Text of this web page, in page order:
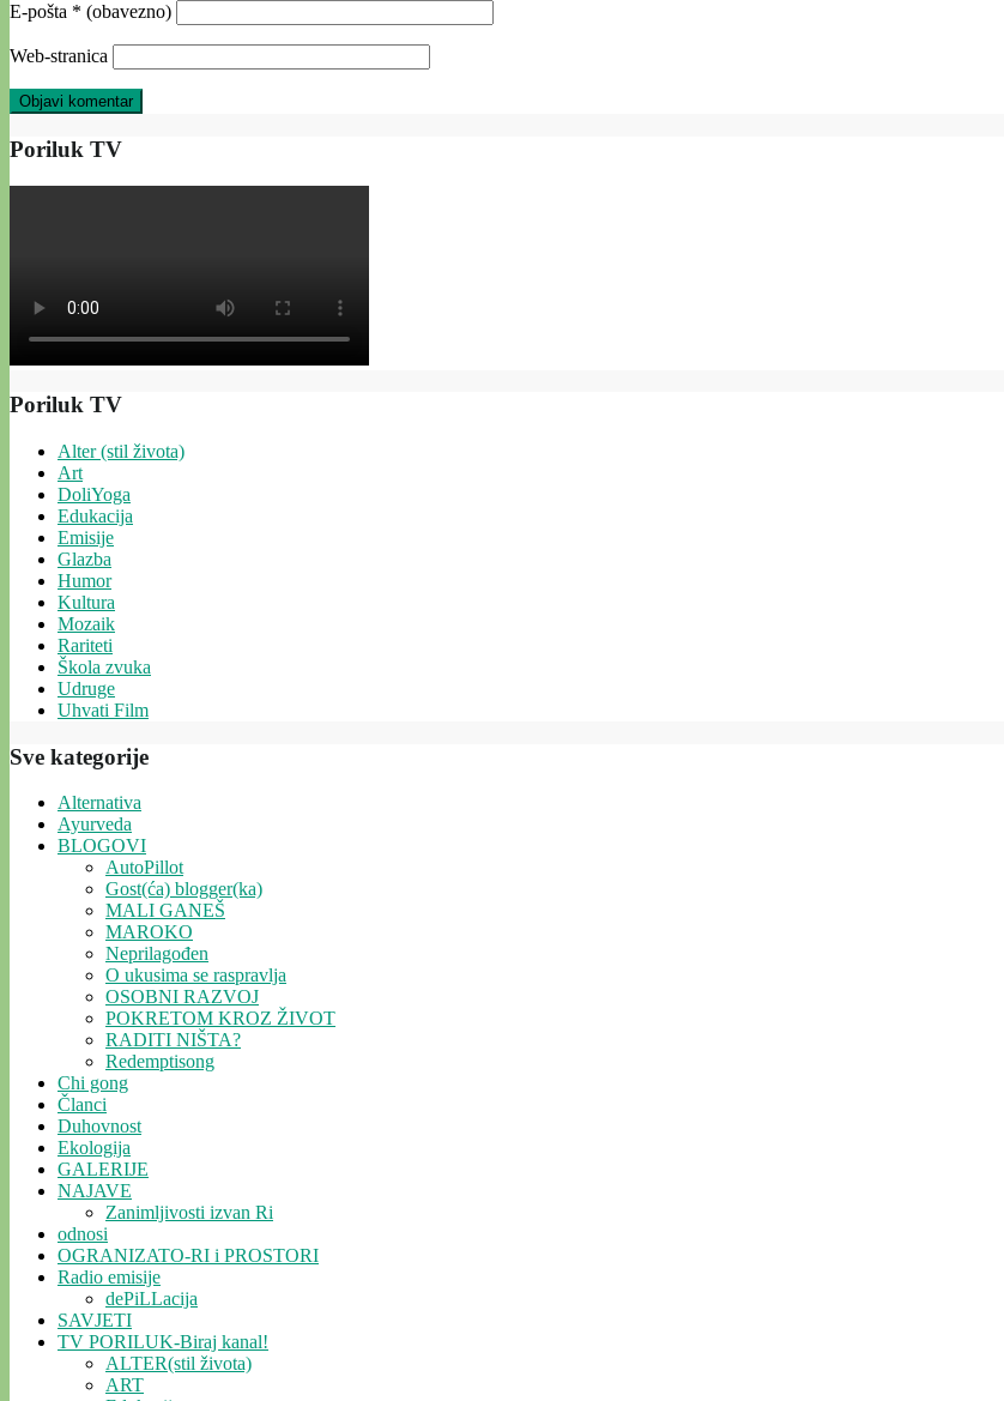
E-pošta * (obavezno)
Web-stranica
Poriluk TV
Poriluk TV
Alter (stil života)
Art
DoliYoga
Edukacija
Emisije
Glazba
Humor
Kultura
Mozaik
Rariteti
Škola zvuka
Udruge
Uhvati Film
Sve kategorije
Alternativa
Ayurveda
BLOGOVI
AutoPillot
Gost(ća) blogger(ka)
MALI GANEŠ
MAROKO
Neprilagođen
O ukusima se raspravlja
OSOBNI RAZVOJ
POKRETOM KROZ ŽIVOT
RADITI NIŠTA?
Redemptisong
Chi gong
Članci
Duhovnost
Ekologija
GALERIJE
NAJAVE
Zanimljivosti izvan Ri
odnosi
OGRANIZATO-RI i PROSTORI
Radio emisije
dePiLLacija
SAVJETI
TV PORILUK-Biraj kanal!
ALTER(stil života)
ART